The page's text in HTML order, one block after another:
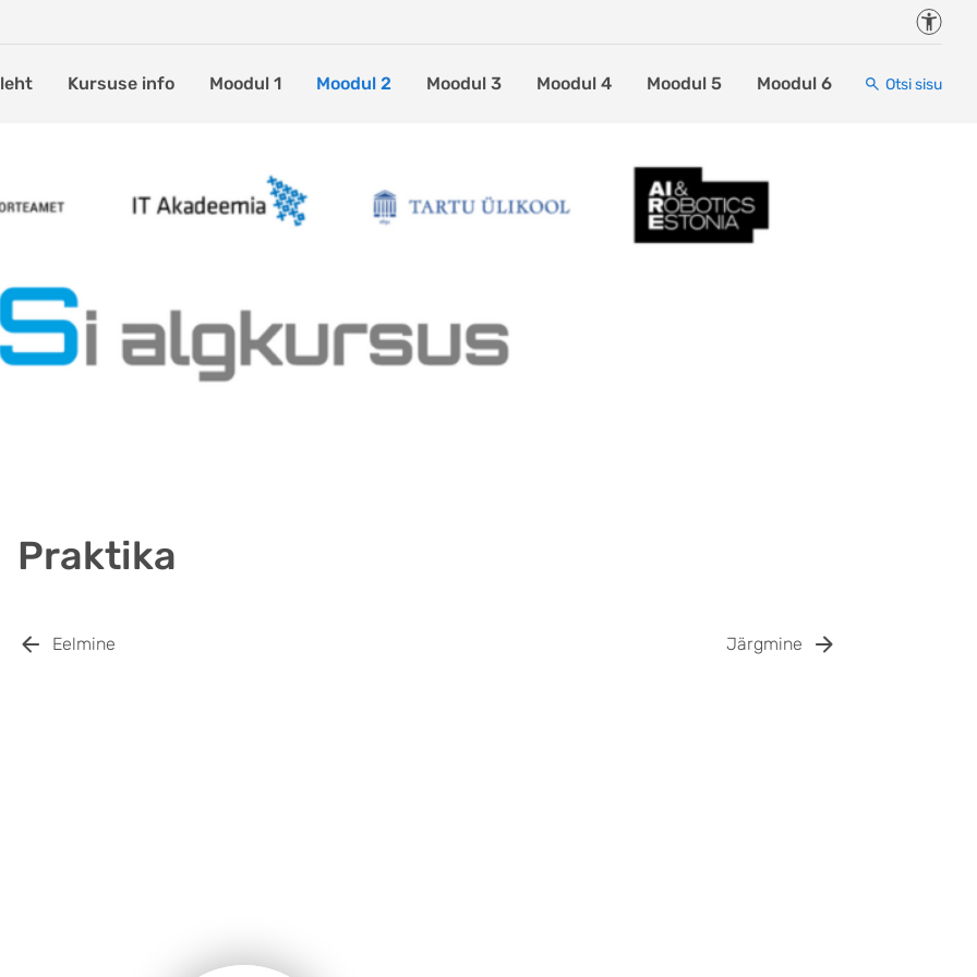
Kursuse info Moodul 1 Moodul 2 Moodul 3 Moodul 4 Moodul 5 Moodul 6 Otsi sisu
Praktika
Eelmine Järgmine